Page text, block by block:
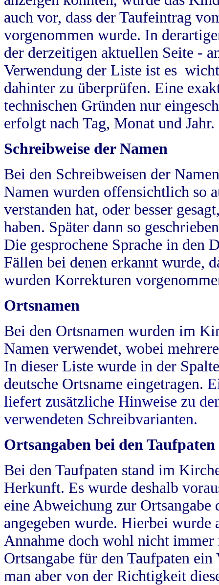
auch vor, dass der Taufeintrag
vorgenommen wurde. In
der derzeitigen aktuellen Seite -
Verwendung der Liste ist es
dahinter zu überprüfen. Eine
technischen Gründen nur
erfolgt nach Tag, Monat und Jahr.
Schreibweise der Namen
Bei den Schreibweisen der
Namen wurden offensichtlich so
verstanden hat, oder besser
haben. Später dann so
Die gesprochene Sprache in
Fällen bei denen erkannt wurde,
wurden Korrekturen
Ortsnamen
Bei den Ortsnamen wurden im
Namen verwendet, wobei
In dieser Liste wurde in der
deutsche Ortsname eingetragen.
liefert zusätzliche Hinweise zu
verwendeten Schreibvarianten.
Ortsangaben bei den Taufpaten
Bei den Taufpaten stand im
Herkunft. Es wurde deshalb
eine Abweichung zur
angegeben wurde. Hierbei wurde
Annahme doch wohl nicht
Ortsangabe für den Taufpaten
man aber von der Richtigkeit